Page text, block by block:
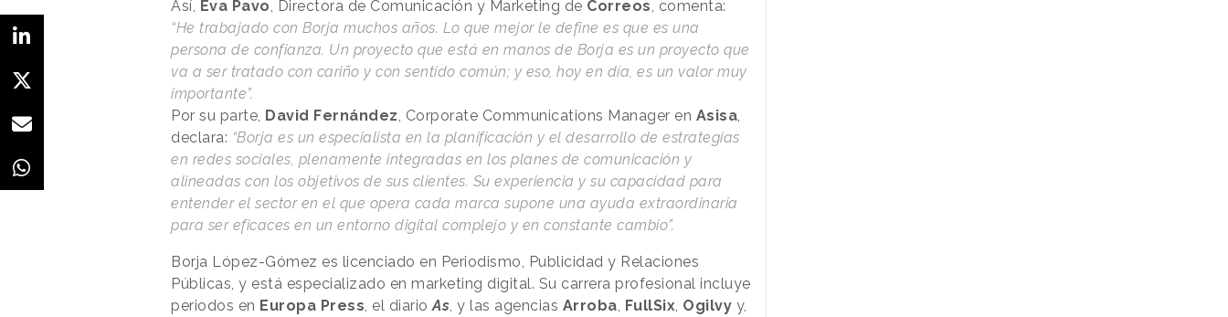
Así, Eva Pavo , Directora de Comunicación y Marketing de Correos , comenta:
“He trabajado con Borja muchos años. Lo que mejor le define es que es una
persona de confianza. Un proyecto que está en manos de Borja es un proyecto que
va a ser tratado con cariño y con sentido común; y eso, hoy en día, es un valor muy
importante”.
Por su parte, David Fernández , Corporate Communications Manager en Asisa
declara: “Borja es un especialista en la planificación y el desarrollo de estrategias
en redes sociales, plenamente integradas en los planes de comunicación y
alineadas con los objetivos de sus clientes. Su experiencia y su capacidad para
entender el sector en el que opera cada marca supone una ayuda extraordinaria
para ser eficaces en un entorno digital complejo y en constante cambio”.
Borja López-Gómez es licenciado en Periodismo, Publicidad y Relaciones
Públicas, y está especializado en marketing digital. Su carrera profesional incluye
periodos en Europa Press , el diario As , y las agencias Arroba FullSix Ogilvy y,